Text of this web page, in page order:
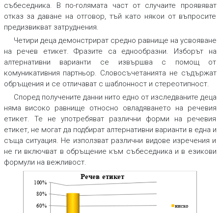
събеседника. В по-голямата част от случаите проявяват
отказ за даване на отговор, тъй като някои от въпросите
предизвикват затруднения.
Четири деца демонстрират средно равнище на усвояване
на речев етикет. Фразите са еднообразни. Изборът на
алтернативни варианти се извършва с помощ от
комуникативния партньор. Словосъчетанията не съдържат
обръщения и се отличават с шаблонност и стереотипност.
Според получените данни нито едно от изследваните деца
няма високо равнище относно овладяването на речевия
етикет. Те не употребяват различни форми на речевия
етикет, не могат да подбират алтернативни варианти в една и
съща ситуация. Не използват различни видове изречения и
не ги включват в обръщение към събеседника и в езикови
формули на вежливост.
60%
80%
100%
Речев етикет
ниско